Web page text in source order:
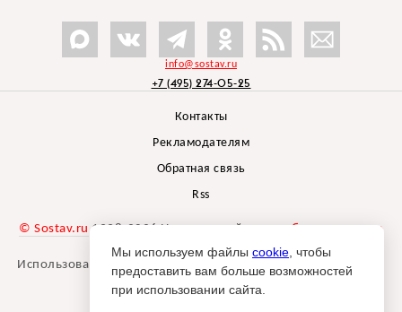
info@sostav.ru
+7 (495) 274-05-25
Контакты
Рекламодателям
Обратная связь
Rss
© Sostav.ru 1998-2026 Независимый проектбрендингового
агентства Depot
Использование материалов Sostav.ru допустимо только при
указании источника.
Мы используем файлы cookie , чтобы
предоставить вам больше возможностей
при использовании сайта.